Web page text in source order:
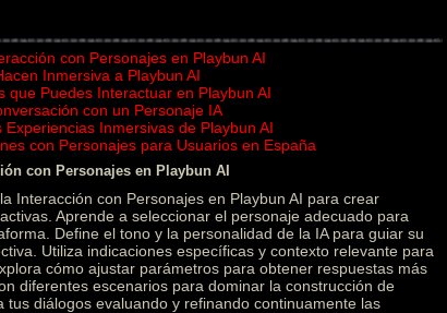
con Personajes en Playbun AI
Inmersiva a Playbun AI
que Puedes Interactuar en Playbun AI
con un Personaje IA
Inmersivas de Playbun AI
con Personajes para Usuarios en España
con Personajes en Playbun AI
Interacción con Personajes en Playbun AI para crear
Aprende a seleccionar el personaje adecuado para
Define el tono y la personalidad de la IA para guiar su
Utiliza indicaciones específicas y contexto relevante para
cómo ajustar parámetros para obtener respuestas más
diferentes escenarios para dominar la construcción de
tus diálogos evaluando y refinando continuamente las